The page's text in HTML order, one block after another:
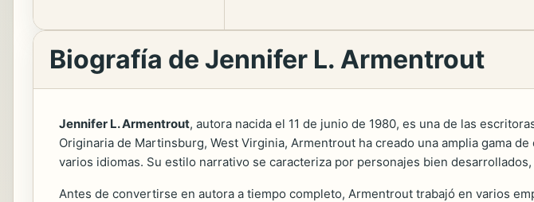
Biografía de Jennifer L. Armentrout
Jennifer L. Armentrout, autora nacida el 11 de junio de 1980, es una de las
Originaria de Martinsburg, West Virginia, Armentrout ha creado una amplia gama
varios idiomas. Su estilo narrativo se caracteriza por personajes bien
Antes de convertirse en autora a tiempo completo, Armentrout trabajó en varios